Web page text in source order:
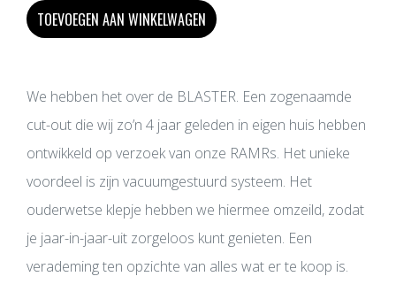
TOEVOEGEN AAN WINKELWAGEN
We hebben het over de BLASTER. Een zogenaamde
cut-out die wij zo’n 4 jaar geleden in eigen huis hebben
ontwikkeld op verzoek van onze RAMRs. Het unieke
voordeel is zijn vacuumgestuurd systeem. Het
ouderwetse klepje hebben we hiermee omzeild, zodat
je jaar-in-jaar-uit zorgeloos kunt genieten. Een
verademing ten opzichte van alles wat er te koop is.